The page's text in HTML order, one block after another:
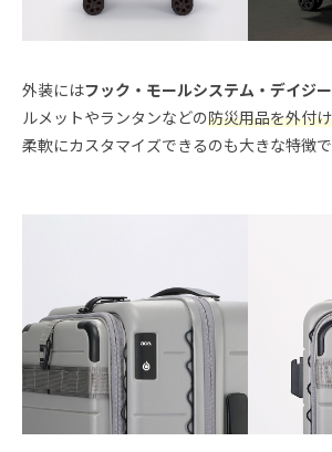
外装にはフック・モールシステム・デイジ
ルメットやランタンなどの防災用品を外付
柔軟にカスタマイズできるのも大きな特徴で